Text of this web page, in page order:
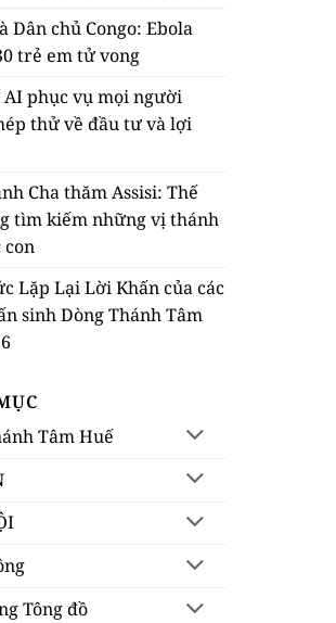
Dân chủ Congo: Ebola
trẻ em tử vong
AI phục vụ mọi người
thử về đầu tư và lợi
Cha thăm Assisi: Thế
tìm kiếm những vị thánh
con
Lặp Lại Lời Khấn của các
sinh Dòng Thánh Tâm
Tâm Huế
Tông đồ